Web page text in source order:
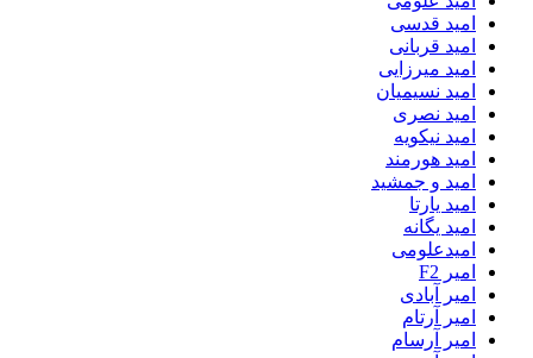
امید قدسی
امید قربانی
امید میرزایی
امید نسیمیان
امید نصری
امید نیکویه
امید هورمند
امید و جمشید
امید یارتا
امید یگانه
امیدعلومی
امیر F2
امیر آبادی
امیر آرتام
امیر آرسام